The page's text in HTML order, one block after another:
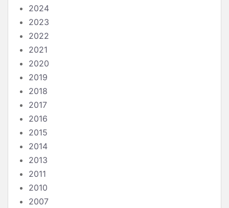
2024
2023
2022
2021
2020
2019
2018
2017
2016
2015
2014
2013
2011
2010
2007